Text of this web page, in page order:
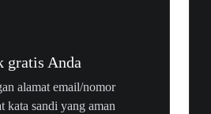
gratis Anda
alamat email/nomor
kata sandi yang aman